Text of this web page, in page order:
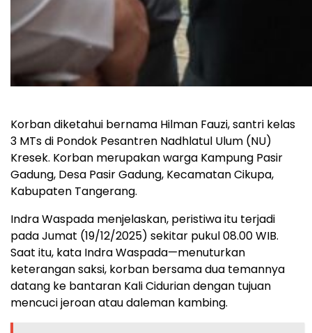
Korban diketahui bernama Hilman Fauzi, santri kelas
3 MTs di Pondok Pesantren Nadhlatul Ulum (NU)
Kresek. Korban merupakan warga Kampung Pasir
Gadung, Desa Pasir Gadung, Kecamatan Cikupa,
Kabupaten Tangerang.
Indra Waspada menjelaskan, peristiwa itu terjadi
pada Jumat (19/12/2025) sekitar pukul 08.00 WIB.
Saat itu, kata Indra Waspada—menuturkan
keterangan saksi, korban bersama dua temannya
datang ke bantaran Kali Cidurian dengan tujuan
mencuci jeroan atau daleman kambing.